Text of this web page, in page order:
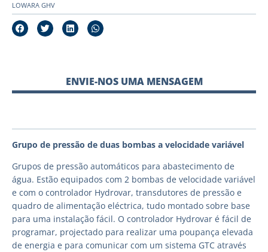
LOWARA GHV
ENVIE-NOS UMA MENSAGEM
Grupo de pressão de duas bombas a velocidade variável
Grupos de pressão automáticos para abastecimento de
água. Estão equipados com 2 bombas de velocidade variável
e com o controlador Hydrovar, transdutores de pressão e
quadro de alimentação eléctrica, tudo montado sobre base
para uma instalação fácil. O controlador Hydrovar é fácil de
programar, projectado para realizar uma poupança elevada
de energia e para comunicar com um sistema GTC através